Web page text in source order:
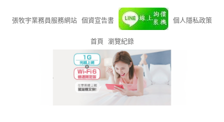
張牧宇業務員服務網站 個資宣告書 個人隱私政策
首頁 瀏覽紀錄